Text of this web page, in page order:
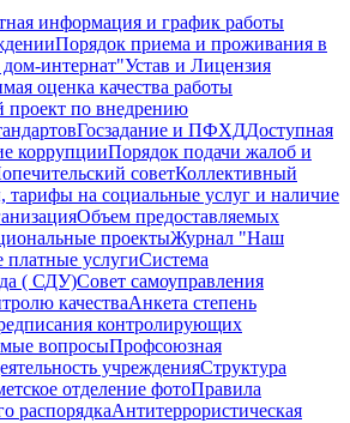
информация и график работы
Порядок приема и проживания в
интернат"Устав и Лицензия
оценка качества работы
по внедрению
Госзадание и ПФХДДоступная
коррупцииПорядок подачи жалоб и
советКоллективный
на социальные услуг и наличие
Объем предоставляемых
проектыЖурнал "Наш
услугиСистема
( СДУ)Совет самоуправления
качестваАнкета степень
контролирующих
вопросыПрофсоюзная
учрежденияСтруктура
отделение фотоПравила
распорядкаАнтитеррористическая